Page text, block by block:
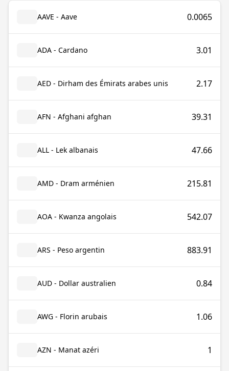
AAVE - Aave 0.0065
ADA - Cardano 3.01
AED - Dirham des Émirats arabes unis 2.17
AFN - Afghani afghan 39.31
ALL - Lek albanais 47.66
AMD - Dram arménien 215.81
AOA - Kwanza angolais 542.07
ARS - Peso argentin 883.91
AUD - Dollar australien 0.84
AWG - Florin arubais 1.06
AZN - Manat azéri 1